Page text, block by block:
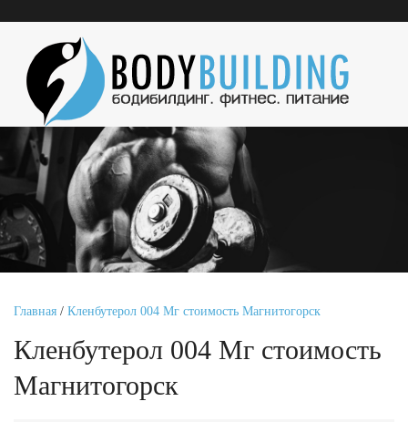
Главная / Кленбутерол 004 Мг стоимость Магнитогорск
Кленбутерол 004 Мг стоимость
Магнитогорск